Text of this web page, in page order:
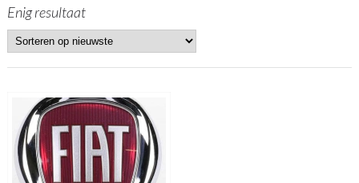
Enig resultaat